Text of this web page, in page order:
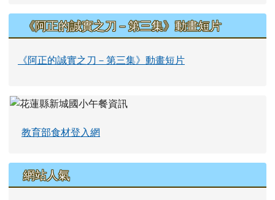
《阿正的誠實之刀－第三集》動畫短片
《阿正的誠實之刀－第三集》動畫短片
教育部食材登入網
網站人氣